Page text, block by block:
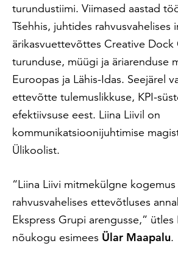
turundustiimi. Viimased aastad
Tšehhis, juhtides rahvusvahelises
ärikasvuettevõttes Creative Dock
turunduse, müügi ja äriarenduse
Euroopas ja Lähis-Idas. Seejärel
ettevõtte tulemuslikkuse, KPI-
efektiivsuse eest. Liina Liivil on
kommunikatsioonijuhtimise
Ülikoolist.
“Liina Liivi mitmekülgne
rahvusvahelises ettevõtluses
Ekspress Grupi arengusse,” ütles
nõukogu esimees Ülar Maapalu.